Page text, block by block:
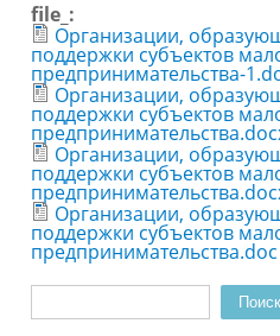
file_:
Организации,
поддержки субъектов
предпринимательства-
Организации,
поддержки субъектов
Организации,
поддержки субъектов
Организации,
поддержки субъектов
предпринимательства.doc
Поиск